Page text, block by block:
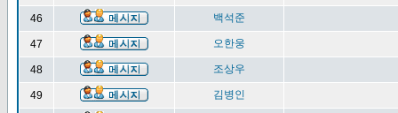
46 백석준
47 오한웅
48 조상우
49 김병인